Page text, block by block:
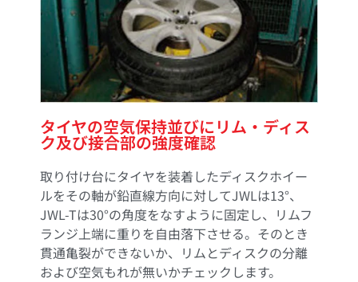
タイヤの空気保持並びにリム・ディス
ク及び接合部の強度確認
取り付け台にタイヤを装着したディスクホイー
ルをその軸が鉛直線方向に対してJWLは13°、
JWL-Tは30°の角度をなすように固定し、リムフ
ランジ上端に重りを自由落下させる。そのとき
貫通亀裂ができないか、リムとディスクの分離
および空気もれが無いかチェックします。